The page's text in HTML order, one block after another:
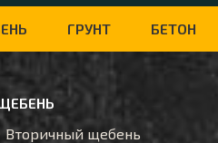
ГРУНТ БЕТОН
Вторичный щебень